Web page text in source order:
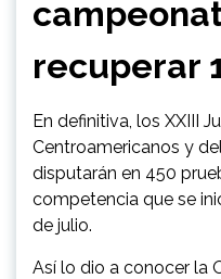
recuperar
En definitiva, los XXIII
Centroamericanos y
disputarán en 450
competencia que se
de julio.
Así lo dio a conocer la